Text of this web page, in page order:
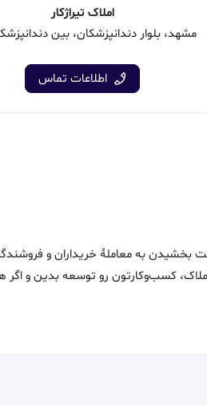
املاک تیراژکار
مشهد، بلوار دندانپزشکان، بين دندانپزشکان
اطلاعات تماس
و سرعت بخشیدن به معاملۀ خریداران و
املاک، کسب‌وکارتون رو توسعه بدین و اگر